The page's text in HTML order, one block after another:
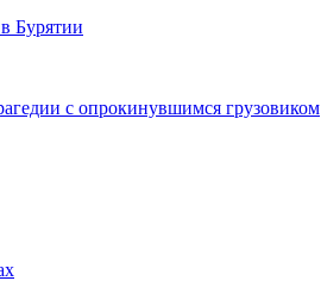
Бурятии
с опрокинувшимся грузовиком